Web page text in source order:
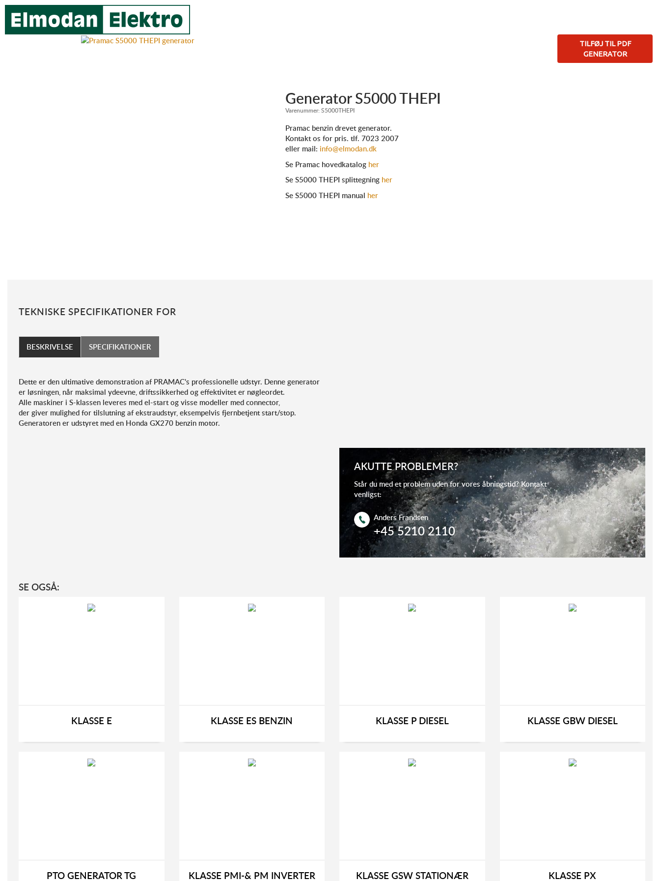
Generator S5000 THEPI
Varenummer:S5000THEPI
Pramac benzin drevet generator.
Kontakt os for pris. tlf. 7023 2007
eller mail: info@elmodan.dk
Se Pramac hovedkatalog her
Se S5000 THEPI splittegning her
Se S5000 THEPI manual her
TILFØJ TIL PDF
GENERATOR
TEKNISKE SPECIFIKATIONER FOR
BESKRIVELSE SPECIFIKATIONER
Dette er den ultimative demonstration af PRAMAC's professionelle udstyr. Denne generator
er løsningen, når maksimal ydeevne, driftssikkerhed og effektivitet er nøgleordet.
Alle maskiner i S-klassen leveres med el-start og visse modeller med connector,
der giver mulighed for tilslutning af ekstraudstyr, eksempelvis fjernbetjent start/stop.
Generatoren er udstyret med en Honda GX270 benzin motor.
AKUTTE PROBLEMER?
Står du med et problem uden for vores åbningstid? Kontakt
venligst:
Anders Frandsen
+45 5210 2110
SE OGSÅ:
KLASSE E KLASSE ES BENZIN KLASSE P DIESEL KLASSE GBW DIESEL
PTO GENERATOR TG KLASSE PMI-& PM INVERTER KLASSE GSW STATIONÆR KLASSE PX